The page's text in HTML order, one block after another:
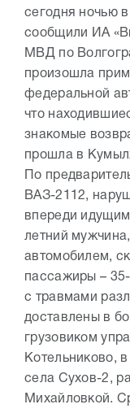
сегодня ночью
сообщили ИА
МВД по
произошла
федеральной
что
знакомые
прошла в
По
ВАЗ-2112,
впереди
летний
автомобилем,
пассажиры –
с травмами
доставлены в
грузовиком
Котельниково,
села Сухов-2,
Михайловкой.